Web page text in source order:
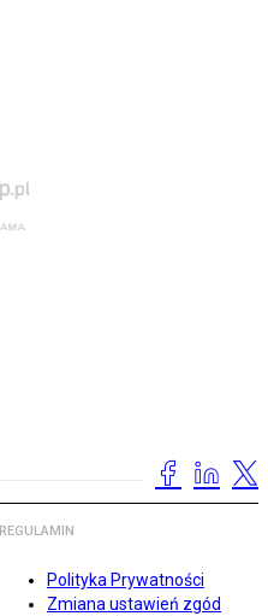
REGULAMIN
Polityka Prywatności
Zmiana ustawień zgód